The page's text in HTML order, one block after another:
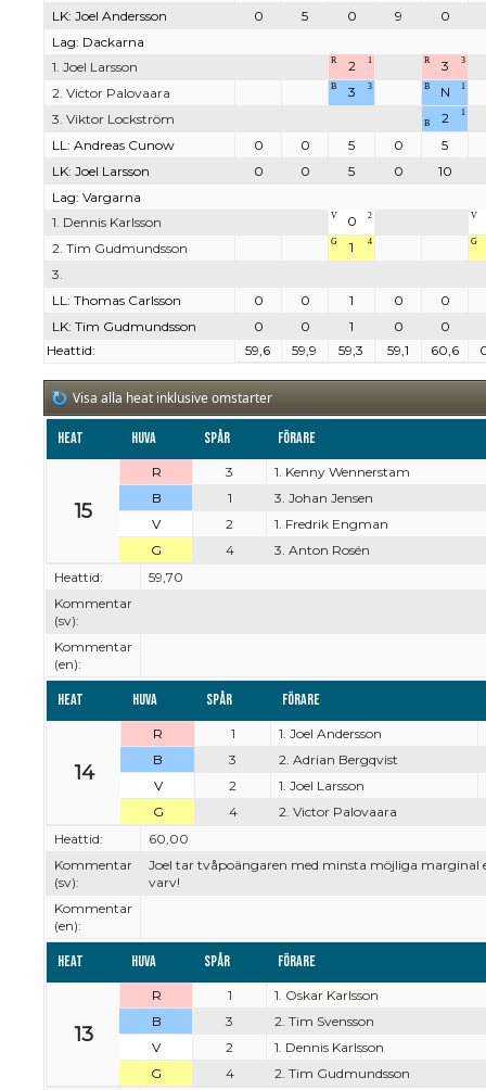
LK: Joel Andersson
0 5 0 9
0
Lag: Dackarna
1. Joel Larsson
R 2 1 R 3 3
2. Victor Palovaara B 3 3 B N 1
3. Viktor Lockström 2
1
B
LL: Andreas Cunow 0 0 5 0
5
LK: Joel Larsson
0 0 5 0
10
Lag: Vargarna
1. Dennis Karlsson
V 0 2 V
2. Tim Gudmundsson G 1 4 G
3.
LL: Thomas Carlsson
0 0 1 0
0
LK: Tim Gudmundsson
0 0 1 0
0
Heattid:
59,6 59,9 59,3 59,1 60,6
Visa alla heat inklusive omstarter
Heat Huva Spår Förare
15
R 3
1. Kenny Wennerstam
B
1
3. Johan Jensen
V
2
1. Fredrik Engman
G
4
3. Anton Rosén
Heattid:
59,70
Kommentar
(sv):
Kommentar
(en):
Heat Huva Spår Förare
14
R 1
1. Joel Andersson
B
3
2. Adrian Bergqvist
V
2
1. Joel Larsson
G
4
2. Victor Palovaara
Heattid:
60,00
Kommentar
(sv):
Joel tar tvåpoängaren med minsta möjliga marginal
varv!
Kommentar
(en):
Heat Huva Spår Förare
13
R 1
1. Oskar Karlsson
B
3
2. Tim Svensson
V
2
1. Dennis Karlsson
G
4
2. Tim Gudmundsson